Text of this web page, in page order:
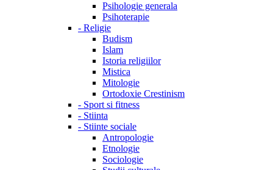
Psihologie generala
Psihoterapie
- Religie
Budism
Islam
Istoria religiilor
Mistica
Mitologie
Ortodoxie Crestinism
- Sport si fitness
- Stiinta
- Stiinte sociale
Antropologie
Etnologie
Sociologie